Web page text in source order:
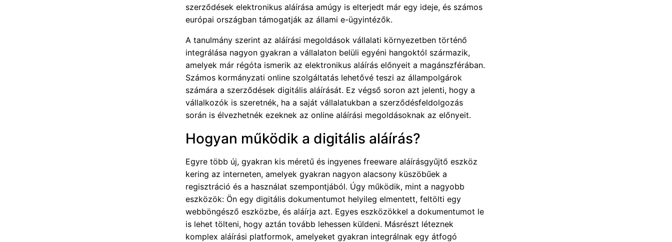
szerződések elektronikus aláírása amúgy is elterjedt már egy ideje, és számos
európai országban támogatják az állami e-ügyintézők.
A tanulmány szerint az aláírási megoldások vállalati környezetben történő
integrálása nagyon gyakran a vállalaton belüli egyéni hangoktól származik,
amelyek már régóta ismerik az elektronikus aláírás előnyeit a magánszférában.
Számos kormányzati online szolgáltatás lehetővé teszi az állampolgárok
számára a szerződések digitális aláírását. Ez végső soron azt jelenti, hogy a
vállalkozók is szeretnék, ha a saját vállalatukban a szerződésfeldolgozás
során is élvezhetnék ezeknek az online aláírási megoldásoknak az előnyeit.
Hogyan működik a digitális aláírás?
Egyre több új, gyakran kis méretű és ingyenes freeware aláírásgyűjtő eszköz
kering az interneten, amelyek gyakran nagyon alacsony küszöbűek a
regisztráció és a használat szempontjából. Úgy működik, mint a nagyobb
eszközök: Ön egy digitális dokumentumot helyileg elmentett, feltölti egy
webböngésző eszközbe, és aláírja azt. Egyes eszközökkel a dokumentumot le
is lehet tölteni, hogy aztán tovább lehessen küldeni. Másrészt léteznek
komplex aláírási platformok, amelyeket gyakran integrálnak egy átfogó